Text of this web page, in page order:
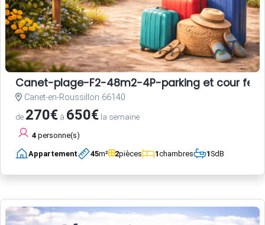
Canet-plage-F2-48m2-4P-parking et cour
Canet-en-Roussillon 66140
de 270€ à 650€ la semaine
4 personne(s)
Appartement 45m² 2pièces 1chambres 1SdB